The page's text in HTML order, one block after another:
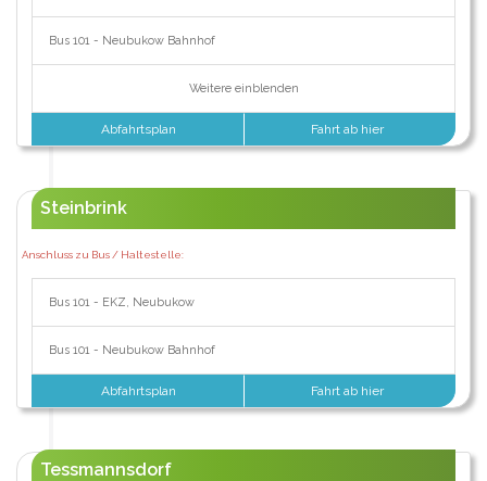
Bus 101 - Neubukow Bahnhof
Weitere einblenden
Abfahrtsplan Fahrt ab hier
Steinbrink
Anschluss zu Bus / Haltestelle:
Bus 101 - EKZ, Neubukow
Bus 101 - Neubukow Bahnhof
Abfahrtsplan Fahrt ab hier
Tessmannsdorf